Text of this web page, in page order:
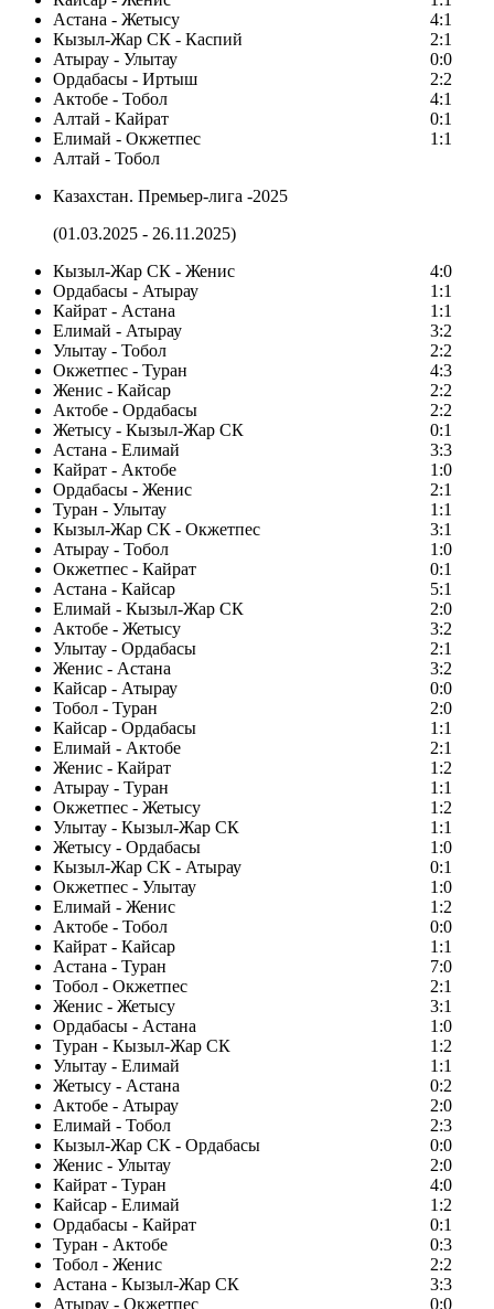
Астана - Жетысу
4:1
Кызыл-Жар СК - Каспий
2:1
Атырау - Улытау
0:0
Ордабасы - Иртыш
2:2
Актобе - Тобол
4:1
Алтай - Кайрат
0:1
Елимай - Окжетпес
1:1
Алтай - Тобол
Казахстан. Премьер-лига -2025
(01.03.2025 - 26.11.2025)
Кызыл-Жар СК - Женис
4:0
Ордабасы - Атырау
1:1
Кайрат - Астана
1:1
Елимай - Атырау
3:2
Улытау - Тобол
2:2
Окжетпес - Туран
4:3
Женис - Кайсар
2:2
Актобе - Ордабасы
2:2
Жетысу - Кызыл-Жар СК
0:1
Астана - Елимай
3:3
Кайрат - Актобе
1:0
Ордабасы - Женис
2:1
Туран - Улытау
1:1
Кызыл-Жар СК - Окжетпес
3:1
Атырау - Тобол
1:0
Окжетпес - Кайрат
0:1
Астана - Кайсар
5:1
Елимай - Кызыл-Жар СК
2:0
Актобе - Жетысу
3:2
Улытау - Ордабасы
2:1
Женис - Астана
3:2
Кайсар - Атырау
0:0
Тобол - Туран
2:0
Кайсар - Ордабасы
1:1
Елимай - Актобе
2:1
Женис - Кайрат
1:2
Атырау - Туран
1:1
Окжетпес - Жетысу
1:2
Улытау - Кызыл-Жар СК
1:1
Жетысу - Ордабасы
1:0
Кызыл-Жар СК - Атырау
0:1
Окжетпес - Улытау
1:0
Елимай - Женис
1:2
Актобе - Тобол
0:0
Кайрат - Кайсар
1:1
Астана - Туран
7:0
Тобол - Окжетпес
2:1
Женис - Жетысу
3:1
Ордабасы - Астана
1:0
Туран - Кызыл-Жар СК
1:2
Улытау - Елимай
1:1
Жетысу - Астана
0:2
Актобе - Атырау
2:0
Елимай - Тобол
2:3
Кызыл-Жар СК - Ордабасы
0:0
Женис - Улытау
2:0
Кайрат - Туран
4:0
Кайсар - Елимай
1:2
Ордабасы - Кайрат
0:1
Туран - Актобе
0:3
Тобол - Женис
2:2
Астана - Кызыл-Жар СК
3:3
Атырау - Окжетпес
0:0